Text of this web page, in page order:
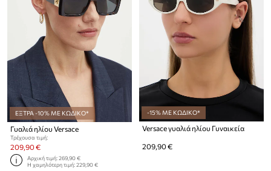
ΕΞΤΡΑ -10% ΜΕ ΚΩΔΙΚΟ*
Γυαλιά ηλίου Versace
Τρέχουσα τιμή:
209,90 €
Αρχική τιμή:269,90 €
Η χαμηλότερη τιμή:229,90 €
-15% ΜΕ ΚΩΔΙΚΟ*
Versace γυαλιά ηλίου Γυναικεία
209,90 €